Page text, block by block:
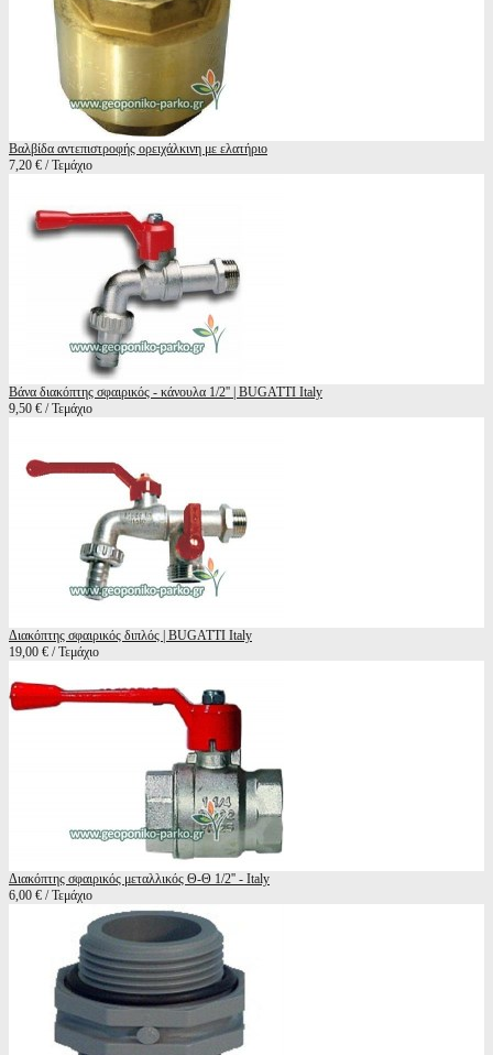
Βαλβίδα αντεπιστροφής ορειχάλκινη με ελατήριο
7,20 € / Τεμάχιο
Βάνα διακόπτης σφαιρικός - κάνουλα 1/2'' | BUGATTI Italy
9,50 € / Τεμάχιο
Διακόπτης σφαιρικός διπλός | BUGATTI Italy
19,00 € / Τεμάχιο
Διακόπτης σφαιρικός μεταλλικός Θ-Θ 1/2'' - Italy
6,00 € / Τεμάχιο